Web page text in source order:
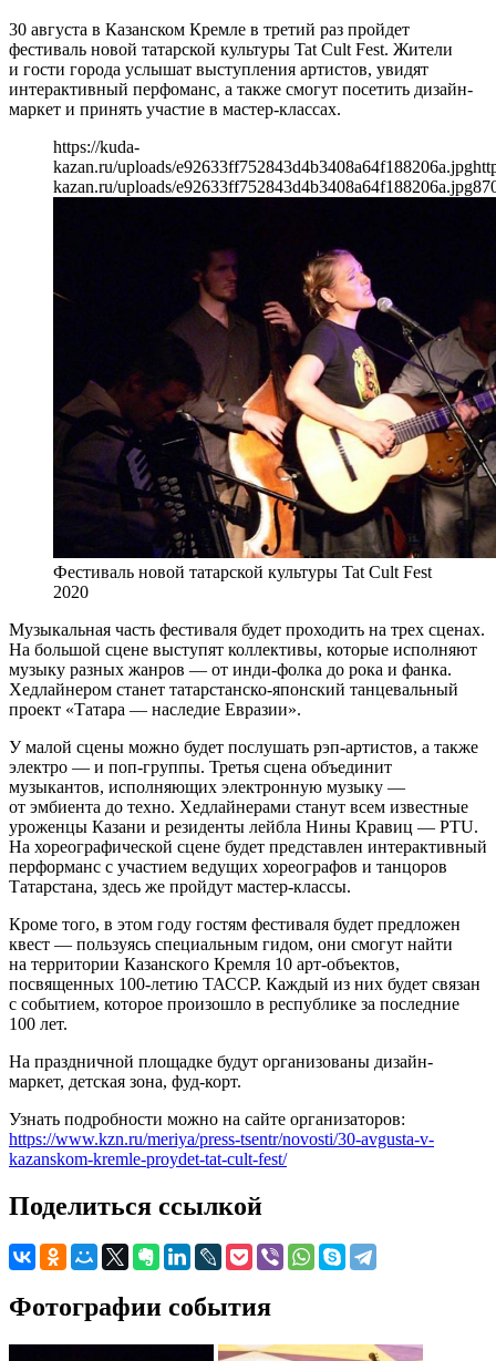
30 августа в Казанском Кремле в третий раз пройдет
фестиваль новой татарской культуры Tat Cult Fest. Жители
и гости города услышат выступления артистов, увидят
интерактивный перфоманс, а также смогут посетить дизайн-
маркет и принять участие в мастер-классах.
https://kuda-
kazan.ru/uploads/e92633ff752843d4b3408a64f188206a.jpg
kazan.ru/uploads/e92633ff752843d4b3408a64f188206a.jpg
Фестиваль новой татарской культуры Tat Cult Fest
2020
Музыкальная часть фестиваля будет проходить на трех сценах.
На большой сцене выступят коллективы, которые исполняют
музыку разных жанров — от инди-фолка до рока и фанка.
Хедлайнером станет татарстанско-японский танцевальный
проект «Татара — наследие Евразии».
У малой сцены можно будет послушать рэп-артистов, а также
электро — и поп-группы. Третья сцена объединит
музыкантов, исполняющих электронную музыку —
от эмбиента до техно. Хедлайнерами станут всем известные
уроженцы Казани и резиденты лейбла Нины Кравиц — PTU.
На хореографической сцене будет представлен интерактивный
перформанс с участием ведущих хореографов и танцоров
Татарстана, здесь же пройдут мастер-классы.
Кроме того, в этом году гостям фестиваля будет предложен
квест — пользуясь специальным гидом, они смогут найти
на территории Казанского Кремля 10 арт-объектов,
посвященных 100-летию ТАССР. Каждый из них будет связан
с событием, которое произошло в республике за последние
100 лет.
На праздничной площадке будут организованы дизайн-
маркет, детская зона, фуд-корт.
Узнать подробности можно на сайте организаторов:
https://www.kzn.ru/meriya/press-tsentr/novosti/30-avgusta-v-
kazanskom-kremle-proydet-tat-cult-fest/
Поделиться ссылкой
Фотографии события